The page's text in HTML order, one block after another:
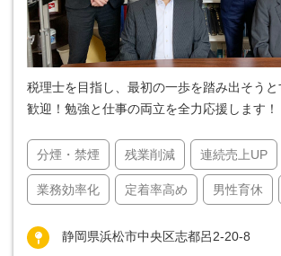
税理士を目指し、最初の一歩を踏み出そう
歓迎！勉強と仕事の両立を全力応援します！
分煙・禁煙 残業削減 連続売上UP
業務効率化 定着率高め 男性育休
静岡県浜松市中央区志都呂2-20-8